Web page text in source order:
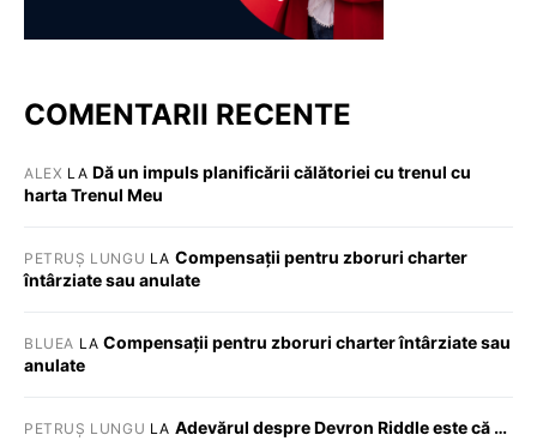
COMENTARII RECENTE
ALEX LA Dă un impuls planificării călătoriei cu trenul cu
harta Trenul Meu
PETRUȘ LUNGU LA Compensații pentru zboruri charter
întârziate sau anulate
BLUEA LACompensații pentru zboruri charter întârziate sau
anulate
PETRUȘ LUNGU LA Adevărul despre Devron Riddle este că …